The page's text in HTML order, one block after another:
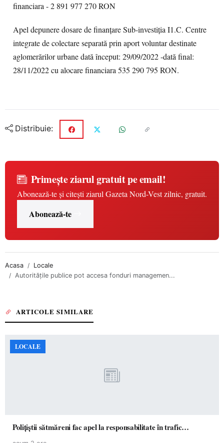
financiara - 2 891 977 270 RON
Apel depunere dosare de finanțare Sub-investiția I1.C. Centre
integrate de colectare separată prin aport voluntar destinate
aglomerărilor urbane dată început: 29/09/2022 -dată final:
28/11/2022 cu alocare financiara 535 290 795 RON.
Distribuie:
Primește ziarul gratuit pe email!
Abonează-te și citești ziarul Gazeta Nord-Vest zilnic, gratuit.
Abonează-te
Acasa
Locale
Autoritățile publice pot accesa fonduri managemen...
ARTICOLE SIMILARE
LOCALE
Polițiștii sătmăreni fac apel la responsabilitate în trafic…